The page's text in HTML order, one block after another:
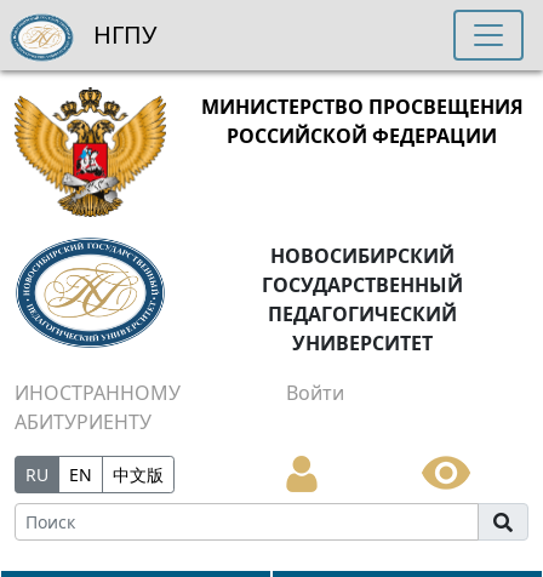
МИНИСТЕРСТВО ПРОСВЕЩЕНИЯ
РОССИЙСКОЙ ФЕДЕРАЦИИ
НОВОСИБИРСКИЙ
ГОСУДАРСТВЕННЫЙ
ПЕДАГОГИЧЕСКИЙ
УНИВЕРСИТЕТ
ИНОСТРАННОМУ
АБИТУРИЕНТУ
Войти
RU EN 中文版
НГПУ